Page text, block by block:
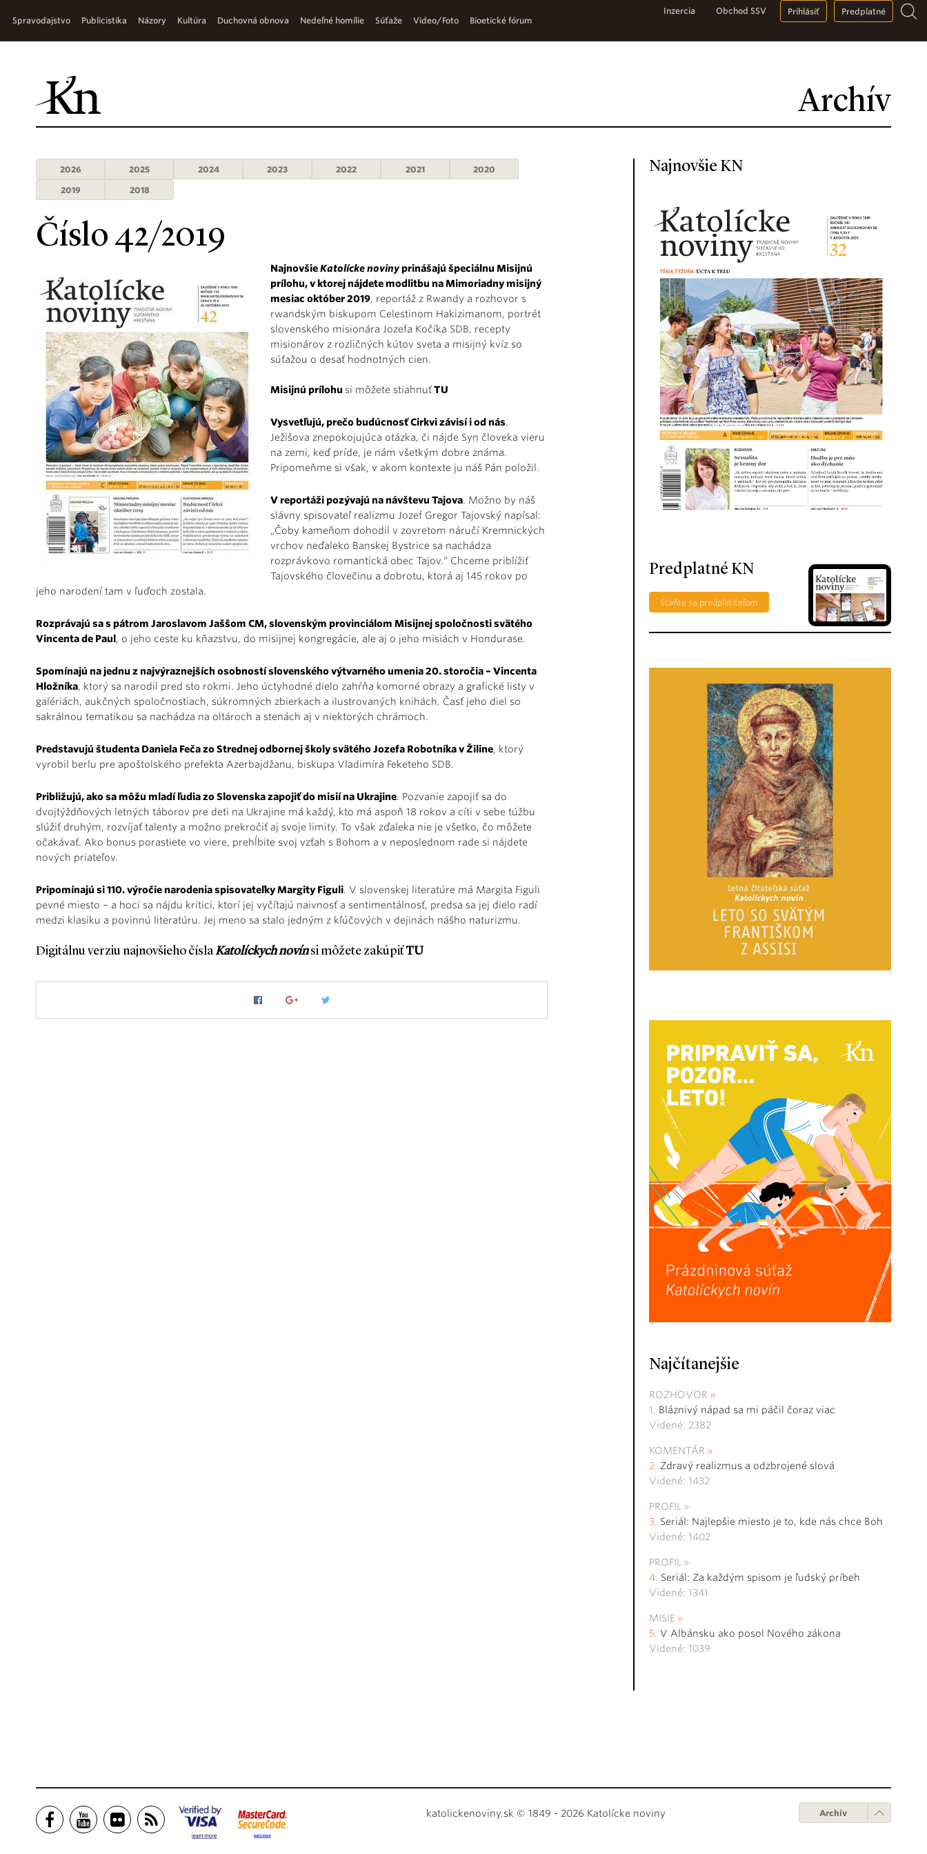
Archív
Spravodajstvo Publicistika Názory Kultúra Duchovná obnova Nedeľné homílie Súťaže Video/Foto Bioetické fórum
Inzercia Obchod SSV Prihlásiť Predplatné
2026 2025 2024 2023 2022 2021
2020
2019
2018
Číslo 42/2019
NajnovšieKatolícke novinyprinášajú špeciálnu Misijnú
prílohu, v ktorej nájdete modlitbu na Mimoriadny misijný
mesiac október 2019, reportáž z Rwandy a rozhovor s
rwandským biskupom Celestinom Hakizimanom, portrét
slovenského misionára Jozefa Kočíka SDB, recepty
misionárov z rozličných kútov sveta a misijný kvíz so
súťažou o desať hodnotných cien.
Misijnú prílohu si môžete stiahnuťTU
Vysvetľujú, prečo budúcnosť Cirkvi závisí i od nás.
Ježišova znepokojujúca otázka, či nájde Syn človeka vieru
na zemi, keď príde, je nám všetkým dobre známa.
Pripomeňme si však, v akom kontexte ju náš Pán položil.
V reportáži pozývajú na návštevu Tajova. Možno by náš
slávny spisovateľ realizmu Jozef Gregor Tajovský napísal:
„Čoby kameňom dohodil v zovretom náručí Kremnických
vrchov neďaleko Banskej Bystrice sa nachádza
rozprávkovo romantická obec Tajov.“ Chceme priblížiť
Tajovského človečinu a dobrotu, ktorá aj 145 rokov po
jeho narodení tam v ľuďoch zostala.
Rozprávajú sa s pátrom Jaroslavom Jaššom CM, slovenským provinciálom Misijnej spoločnosti svätého
Vincenta de Paul , o jeho ceste ku kňazstvu, do misijnej kongregácie, ale aj o jeho misiách v Hondurase.
Spomínajú na jednu z najvýraznejších osobností slovenského výtvarného umenia 20. storočia – Vincenta
Hložníka, ktorý sa narodil pred sto rokmi. Jeho úctyhodné dielo zahŕňa komorné obrazy a grafické listy v
galériách, aukčných spoločnostiach, súkromných zbierkach a ilustrovaných knihách. Časť jeho diel so
sakrálnou tematikou sa nachádza na oltároch a stenách aj v niektorých chrámoch.
Predstavujú študenta Daniela Feča zo Strednej odbornej školy svätého Jozefa Robotníka v Žiline, ktorý
vyrobil berlu pre apoštolského prefekta Azerbajdžanu, biskupa Vladimíra Feketeho SDB.
Približujú, ako sa môžu mladí ľudia zo Slovenska zapojiť do misií na Ukrajine. Pozvanie zapojiť sa do
dvojtýždňových letných táborov pre deti na Ukrajine má každý, kto má aspoň 18 rokov a cíti v sebe túžbu
slúžiť druhým, rozvíjať talenty a možno prekročiť aj svoje limity. To však zďaleka nie je všetko, čo môžete
očakávať. Ako bonus porastiete vo viere, prehĺbite svoj vzťah s Bohom a v neposlednom rade si nájdete
nových priateľov.
Pripomínajú si 110. výročie narodenia spisovateľky Margity Figuli. V slovenskej literatúre má Margita Figuli
pevné miesto – a hoci sa nájdu kritici, ktorí jej vyčítajú naivnosť a sentimentálnosť, predsa sa jej dielo radí
medzi klasiku a povinnú literatúru. Jej meno sa stalo jedným z kľúčových v dejinách nášho naturizmu.
Digitálnu verziu najnovšieho číslaKatolíckych novínsi môžete zakúpiť TU
Najnovšie KN
Predplatné KN
Staňte sa predplatiteľom
Najčítanejšie
ROZHOVOR
Bláznivý nápad sa mi páčil čoraz viac
Videné: 2382
KOMENTÁR
Zdravý realizmus a odzbrojené slová
Videné: 1432
PROFIL
Seriál: Najlepšie miesto je to, kde nás chce Boh
Videné: 1402
PROFIL
Seriál: Za každým spisom je ľudský príbeh
Videné: 1341
MISIE
V Albánsku ako posol Nového zákona
Videné: 1039
katolickenoviny.sk © 1849 - 2026 Katolícke noviny Archív